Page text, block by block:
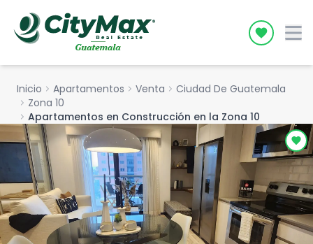
Icon
Inicio chevron_right Apartamentos chevron_right Venta chevron_right Ciudad De Guatemala
chevron_right Zona 10
chevron_right Apartamentos en Construcción en la Zona 10